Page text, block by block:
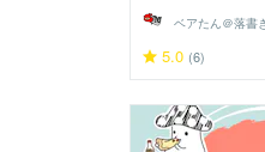
5.0 (6)